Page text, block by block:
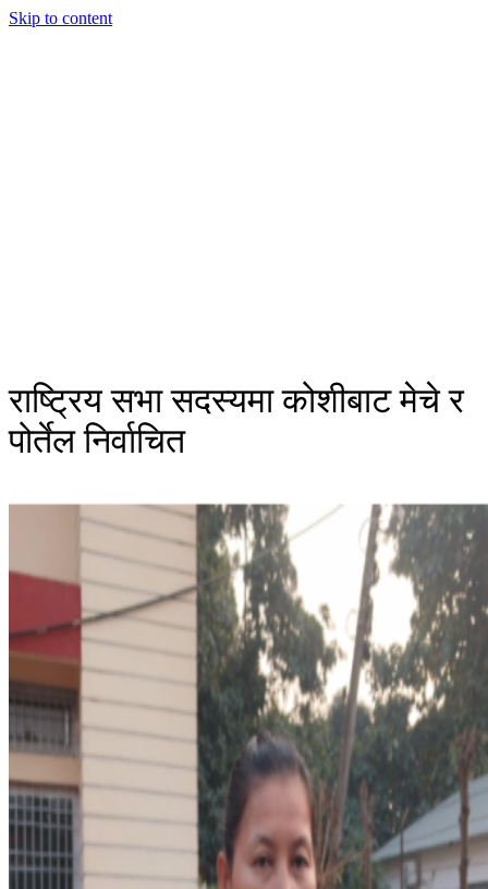
Skip to content
राष्ट्रिय सभा सदस्यमा कोशीबाट मेचे र
पोर्तेल निर्वाचित